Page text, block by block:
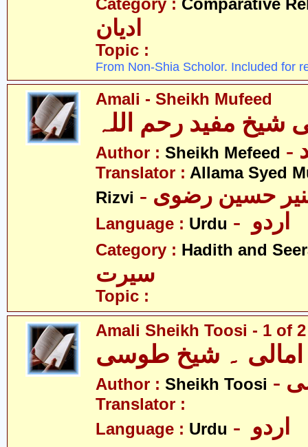
Category : Comparative
ادیان
Topic :
From Non-Shia Scholor. Included for
Amali - Sheikh Mufeed
شیخ مفید رحم اللہ
Author : Sheikh Mefeed
Translator : Allama Syed
Rizvi
حسین رضوی
Language : Urdu
Category : Hadith and
سیرت
Topic :
Amali Sheikh Toosi - 1 of 2
امالی ۔ شیخ طوسی
Author : Sheikh Toosi
Translator :
Language : Urdu